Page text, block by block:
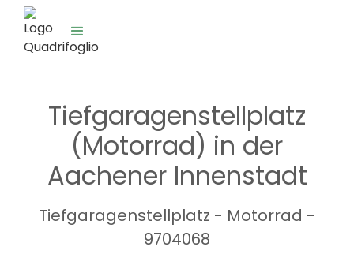
Tiefgaragenstellplatz
(Motorrad) in der
Aachener Innenstadt
Tiefgaragenstellplatz - Motorrad -
9704068